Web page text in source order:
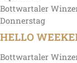
Bottwartaler
Donnerstag
HELLO
Bottwartaler